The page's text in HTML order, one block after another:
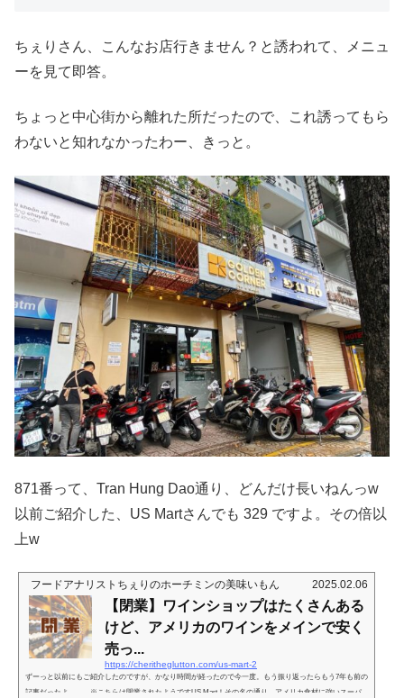
ちぇりさん、こんなお店行きません？と誘われて、メニュ
ーを見て即答。
ちょっと中心街から離れた所だったので、これ誘ってもら
わないと知れなかったわー、きっと。
871番って、Tran Hung Dao通り、どんだけ長いねんっw
以前ご紹介した、US Martさんでも 329 ですよ。その倍以
上w
フードアナリストちぇりのホーチミンの美味いもん 2025.02.06
【閉業】ワインショップはたくさんある
けど、アメリカのワインをメインで安く
売っ...
https://cheritheglutton.com/us-mart-2
ずーっと以前にもご紹介したのですが、かなり時間が経ったので今一度。もう振り返ったらもう7年も前の
記事だったよ。。。※こちらは閉業されたようですUS Mart！その名の通り、アメリカ食材に強いスーパ